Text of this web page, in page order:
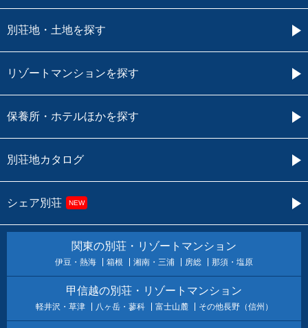
別荘地・土地を探す
リゾートマンションを探す
保養所・ホテルほかを探す
別荘地カタログ
シェア別荘 NEW
関東の別荘・リゾートマンション
伊豆・熱海 箱根 湘南・三浦 房総 那須・塩原
甲信越の別荘・リゾートマンション
軽井沢・草津 八ヶ岳・蓼科 富士山麓 その他長野（信州）